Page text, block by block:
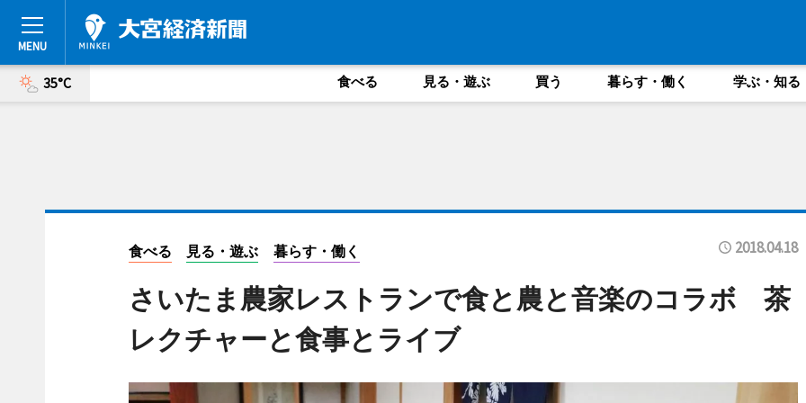
35°C 食べる 見る・遊ぶ 買う 暮らす・働く 学ぶ・知る
食べる 見る・遊ぶ 暮らす・働く 2018.04.18
さいたま農家レストランで食と農と音楽のコラボ 茶
レクチャーと食事とライブ